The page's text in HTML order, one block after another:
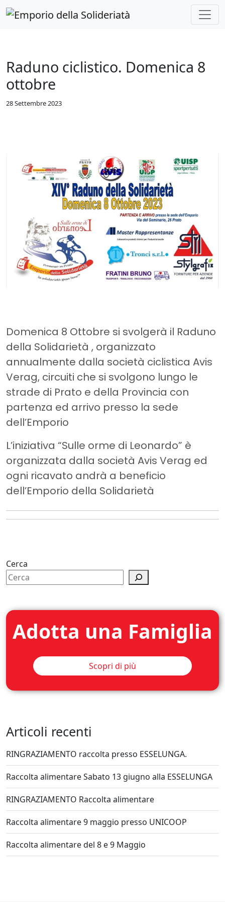
Skip to main content
Raduno ciclistico. Domenica 8
ottobre
28 Settembre 2023
Domenica 8 Ottobre si svolgerà il Raduno
della Solidarietà , organizzato
annualmente dalla società ciclistica Avis
Verag, circuiti che si svolgono lungo le
strade di Prato e della Provincia con
partenza ed arrivo presso la sede
dell’Emporio
L’iniziativa “Sulle orme di Leonardo” è
organizzata dalla società Avis Verag ed
ogni ricavato andrà a beneficio
dell’Emporio della Solidarietà
Cerca
Adotta una Famiglia
Scopri di più
Articoli recenti
RINGRAZIAMENTO raccolta presso ESSELUNGA.
Raccolta alimentare Sabato 13 giugno alla ESSELUNGA
RINGRAZIAMENTO Raccolta alimentare
Raccolta alimentare 9 maggio presso UNICOOP
Raccolta alimentare del 8 e 9 Maggio